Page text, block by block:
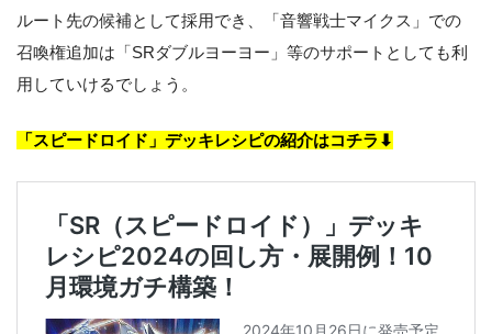
ルート先の候補として採用でき、「音響戦士マイクス」での
召喚権追加は「SRダブルヨーヨー」等のサポートとしても利
用していけるでしょう。
「スピードロイド」デッキレシピの紹介はコチラ⬇︎